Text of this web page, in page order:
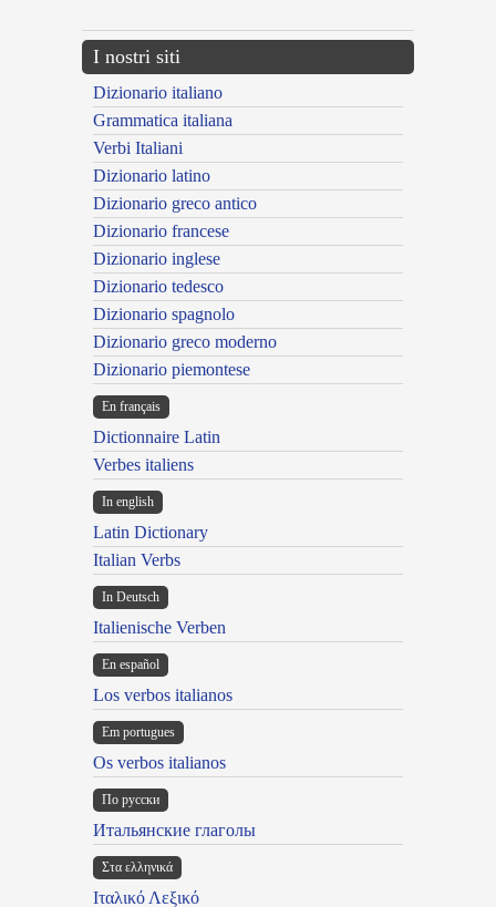
I nostri siti
Dizionario italiano
Grammatica italiana
Verbi Italiani
Dizionario latino
Dizionario greco antico
Dizionario francese
Dizionario inglese
Dizionario tedesco
Dizionario spagnolo
Dizionario greco moderno
Dizionario piemontese
En français
Dictionnaire Latin
Verbes italiens
In english
Latin Dictionary
Italian Verbs
In Deutsch
Italienische Verben
En español
Los verbos italianos
Em portugues
Os verbos italianos
По русски
Итальянские глаголы
Στα ελληνικά
Ιταλικό Λεξικό